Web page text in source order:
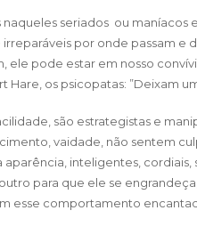
seriados ou
por onde passam
ele pode estar em nosso
os psicopatas: ”Deixam
são estrategistas e
vaidade, não sentem
inteligentes,
para que ele se
esse comportamento